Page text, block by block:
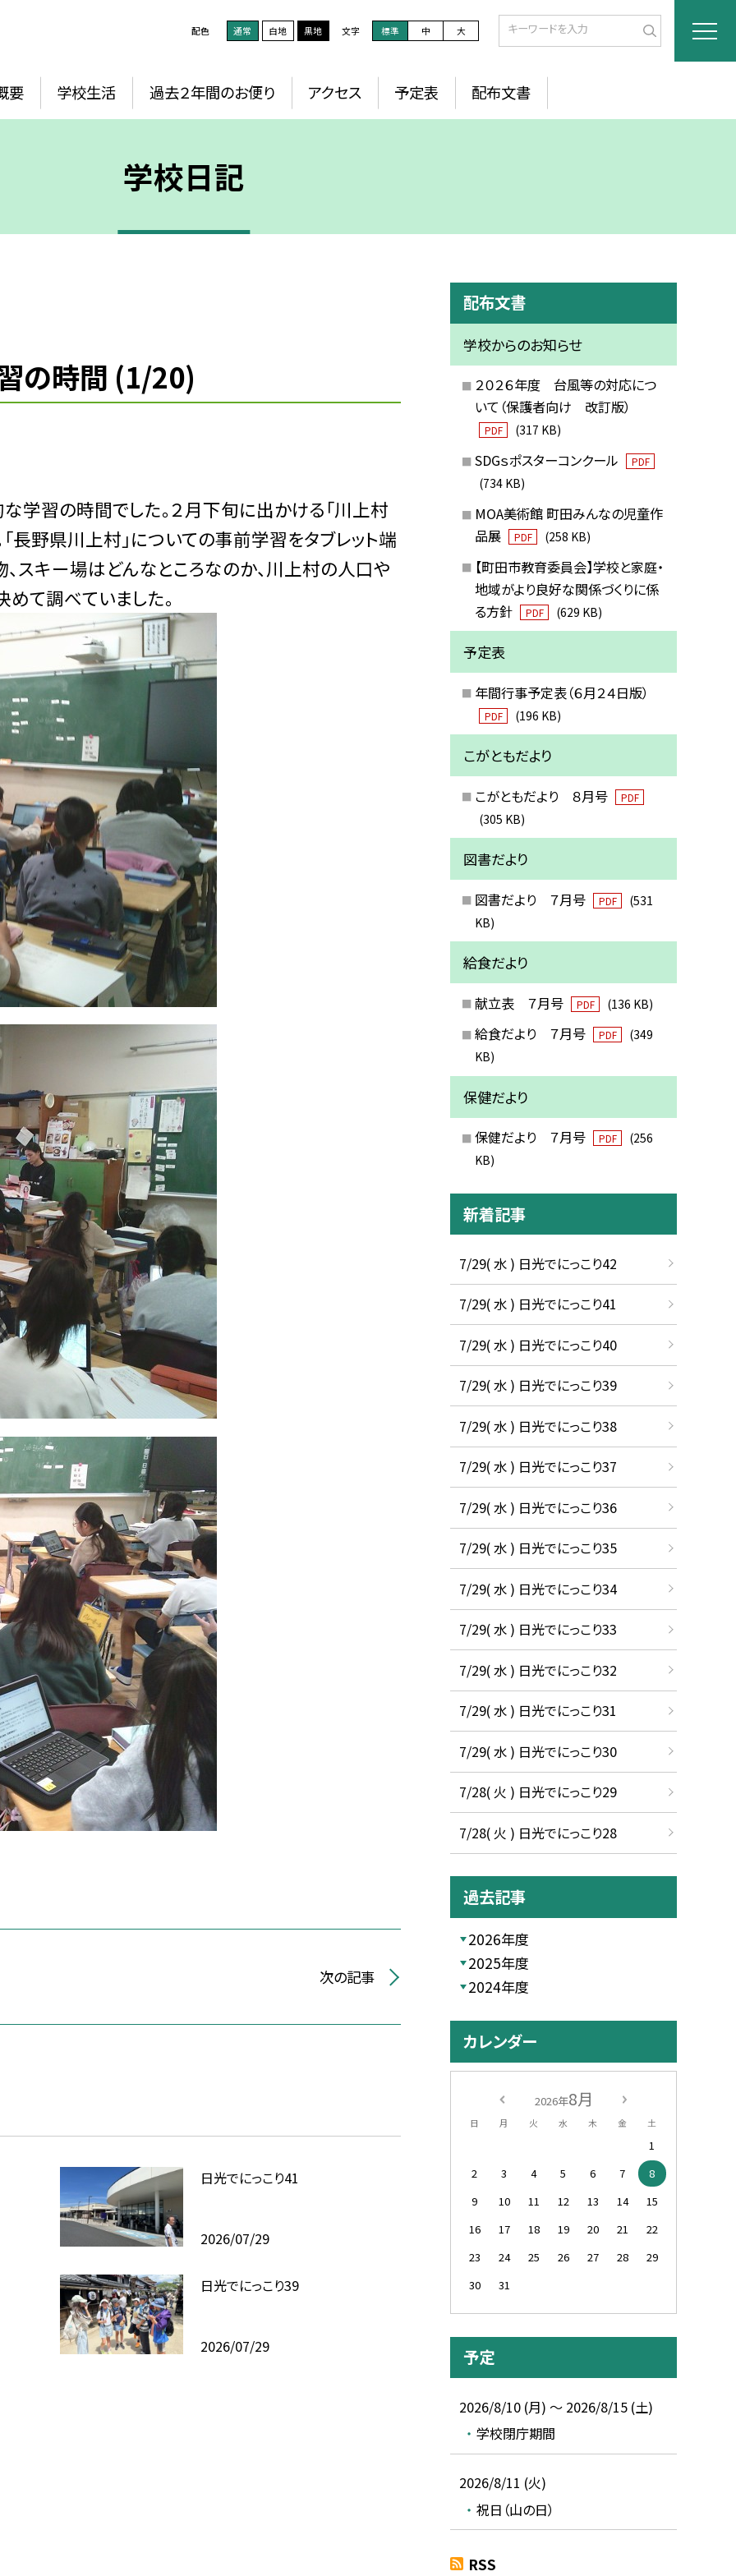
配色 通常 白地 黒地 文字 標準 中 大
要 学校生活 過去２年間のお便り アクセス 予定表 配布文書
学校日記
の時間 (1/20)
学習の時間でした。２月下旬に出かける「川上村
長野県川上村」についての事前学習をタブレット端
スキー場はどんなところなのか、川上村の人口や
て調べていました。
次の記事
日光でにっこり41
2026/07/29
日光でにっこり39
2026/07/29
配布文書
学校からのお知らせ
２０２６年度 台風等の対応につ
いて（保護者向け 改訂版）
PDF (317 KB)
SDGｓポスターコンクール PDF
(734 KB)
MOA美術館 町田みんなの児童作
品展
PDF (258 KB)
【町田市教育委員会】学校と家庭・
地域がより良好な関係づくりに係
る方針
PDF (629 KB)
予定表
年間行事予定表（６月２４日版）
PDF (196 KB)
こがともだより
こがともだより ８月号 PDF
(305 KB)
図書だより
図書だより ７月号 PDF
(531
KB)
給食だより
献立表 ７月号 PDF (136 KB)
給食だより ７月号 PDF
(349
KB)
保健だより
保健だより ７月号 PDF
(256
KB)
新着記事
7/29( 水 ) 日光でにっこり42
7/29( 水 ) 日光でにっこり41
7/29( 水 ) 日光でにっこり40
7/29( 水 ) 日光でにっこり39
7/29( 水 ) 日光でにっこり38
7/29( 水 ) 日光でにっこり37
7/29( 水 ) 日光でにっこり36
7/29( 水 ) 日光でにっこり35
7/29( 水 ) 日光でにっこり34
7/29( 水 ) 日光でにっこり33
7/29( 水 ) 日光でにっこり32
7/29( 水 ) 日光でにっこり31
7/29( 水 ) 日光でにっこり30
7/28( 火 ) 日光でにっこり29
7/28( 火 ) 日光でにっこり28
過去記事
2026年度
2025年度
2024年度
カレンダー
2026年8月
日 月 火 水 木 金 土
1
2
3 4 5 6 7
8
9
10 11 12 13 14
15
16
17 18 19 20 21
22
23
24 25 26 27 28
29
30
31
予定
2026/8/10 (月) ～ 2026/8/15 (土)
学校閉庁期間
2026/8/11 (火)
祝日（山の日）
RSS